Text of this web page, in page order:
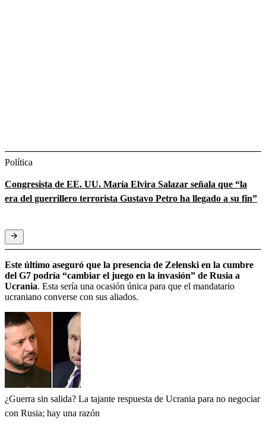
Política
Congresista de EE. UU. María Elvira Salazar señala que “la
era del guerrillero terrorista Gustavo Petro ha llegado a su fin”
Este último aseguró que la presencia de Zelenski en la cumbre
del G7 podría “cambiar el juego en la invasión” de Rusia a
Ucrania. Esta sería una ocasión única para que el mandatario
ucraniano converse con sus aliados.
¿Guerra sin salida? La tajante respuesta de Ucrania para no negociar
con Rusia; hay una razón